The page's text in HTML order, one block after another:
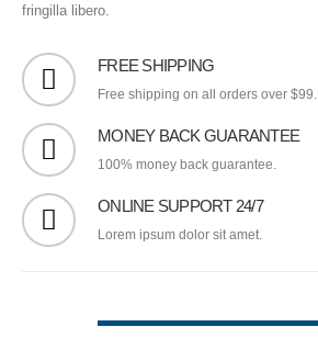
fringilla libero.
FREE SHIPPING
Free shipping on all orders over $99.
MONEY BACK GUARANTEE
100% money back guarantee.
ONLINE SUPPORT 24/7
Lorem ipsum dolor sit amet.